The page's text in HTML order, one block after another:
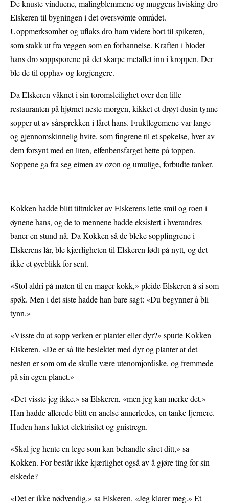
De knuste vinduene, malingblemmene og muggens hvisking dro
Elskeren til bygningen i det oversvømte området.
Uoppmerksomhet og uflaks dro ham videre bort til spikeren,
som stakk ut fra veggen som en forbannelse. Kraften i blodet
hans dro soppsporene på det skarpe metallet inn i kroppen. Der
ble de til opphav og forgjengere.
Da Elskeren våknet i sin toromsleilighet over den lille
restauranten på hjørnet neste morgen, kikket et drøyt dusin tynne
sopper ut av sårsprekken i låret hans. Fruktlegemene var lange
og gjennomskinnelig hvite, som fingrene til et spøkelse, hver av
dem forsynt med en liten, elfenbensfarget hette på toppen.
Soppene ga fra seg eimen av ozon og umulige, forbudte tanker.
Kokken hadde blitt tiltrukket av Elskerens lette smil og roen i
øynene hans, og de to mennene hadde eksistert i hverandres
baner en stund nå. Da Kokken så de bleke soppfingrene i
Elskerens lår, ble kjærligheten til Elskeren født på nytt, og det
ikke et øyeblikk for sent.
«Stol aldri på maten til en mager kokk,» pleide Elskeren å si som
spøk. Men i det siste hadde han bare sagt: «Du begynner å bli
tynn.»
«Visste du at sopp verken er planter eller dyr?» spurte Kokken
Elskeren. «De er så lite beslektet med dyr og planter at det
nesten er som om de skulle være utenomjordiske, og fremmede
på sin egen planet.»
«Det visste jeg ikke,» sa Elskeren, «men jeg kan merke det.»
Han hadde allerede blitt en anelse annerledes, en tanke fjernere.
Huden hans luktet elektrisitet og gnistregn.
«Skal jeg hente en lege som kan behandle såret ditt,» sa
Kokken. For består ikke kjærlighet også av å gjøre ting for sin
elskede?
«Det er ikke nødvendig,» sa Elskeren. «Jeg klarer meg.» Et